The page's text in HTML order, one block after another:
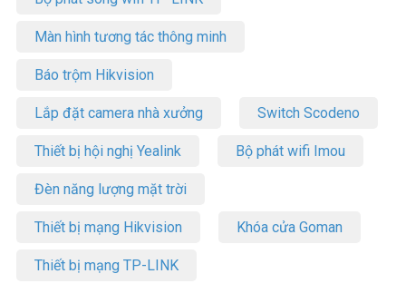
Màn hình tương tác thông minh
Báo trộm Hikvision
Lắp đặt camera nhà xưởng Switch Scodeno
Thiết bị hội nghị Yealink Bộ phát wifi Imou
Đèn năng lượng mặt trời
Thiết bị mạng Hikvision Khóa cửa Goman
Thiết bị mạng TP-LINK